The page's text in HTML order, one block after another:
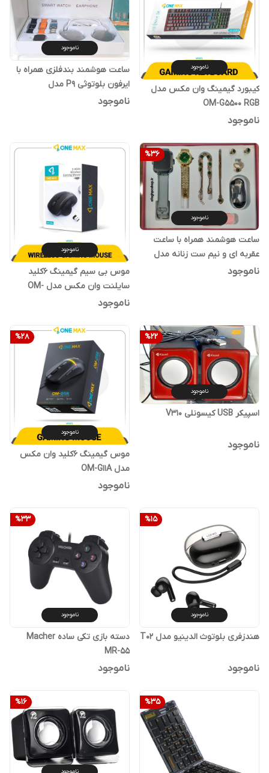
ناموجود
کیبورد گیمینگ وان مکس مدل
OM-G5500 RGB
ناموجود
ناموجود
ساعت هوشمند بندفلزی همراه با
ایرفون بلوتوثی P9 مدل
A15ULTRA MAX
ناموجود
%36
ناموجود
ساعت هوشمند همراه با ساعت
عقربه ای و نیم ست زنانه مدل
A89 Plus
ناموجود
ناموجود
موس بی سیم گیمینگ 6کلید
سایلنت وان مکس مدل OM-
GW6A
ناموجود
%22
ناموجود
اسپیکر USB کیسونلی V310
ناموجود
%28
ناموجود
موس گیمینگ 6کلید وان مکس
مدل OM-G11A
ناموجود
%15
ناموجود
هندزفری بلوتوث الدینیو مدل T02
ناموجود
%33
ناموجود
دسته بازی تکی ساده Macher
MR-55
ناموجود
%35
%16
ناموجود